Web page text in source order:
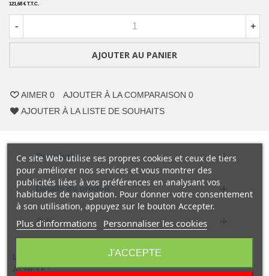
121,68 € T.T.C.
- +
AJOUTER AU PANIER
AIMER 0 AJOUTER À LA COMPARAISON 0
AJOUTER À LA LISTE DE SOUHAITS
Description
Détails du produit
Avis
LES CLIENTS QUI ONT ACHETÉ CE PRODUIT ONT AUSSI
ACHETÉ :
Ce site Web utilise ses propres cookies et ceux de tiers
pour améliorer nos services et vous montrer des
publicités liées à vos préférences en analysant vos
habitudes de navigation. Pour donner votre consentement
à son utilisation, appuyez sur le bouton Accepter.
Plus d'informations Personnaliser les cookies
J'ACCEPTE